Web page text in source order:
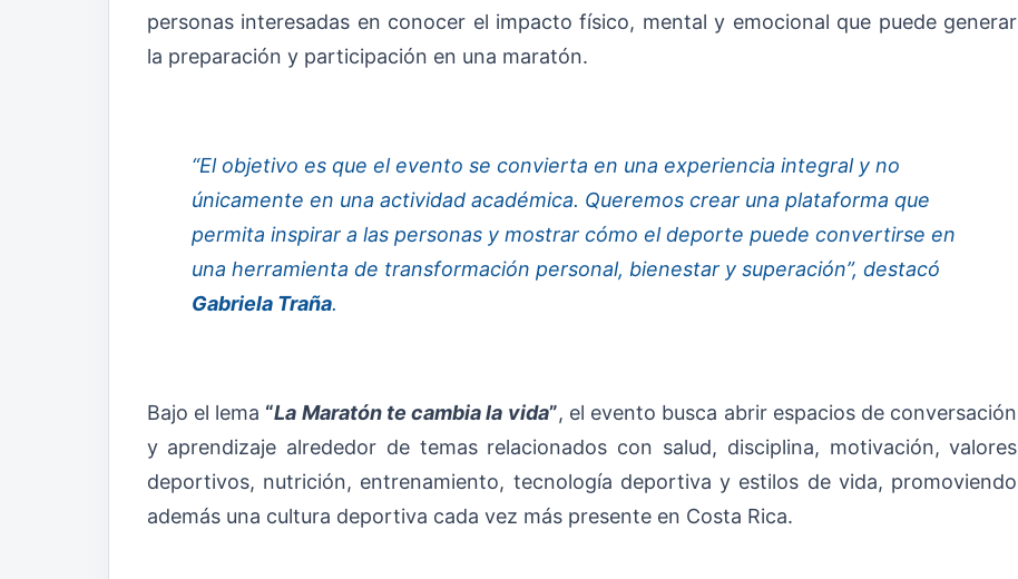
personas interesadas en conocer el impacto físico, mental y emocional que puede generar
la preparación y participación en una maratón.
“El objetivo es que el evento se convierta en una experiencia integral y no
únicamente en una actividad académica. Queremos crear una plataforma que
permita inspirar a las personas y mostrar cómo el deporte puede convertirse en
una herramienta de transformación personal, bienestar y superación”, destacó
Gabriela Traña.
Bajo el lema “La Maratón te cambia la vida”, el evento busca abrir espacios de conversación
y aprendizaje alrededor de temas relacionados con salud, disciplina, motivación, valores
deportivos, nutrición, entrenamiento, tecnología deportiva y estilos de vida, promoviendo
además una cultura deportiva cada vez más presente en Costa Rica.